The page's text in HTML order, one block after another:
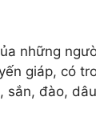
những
giáp, có
sắn, đào,